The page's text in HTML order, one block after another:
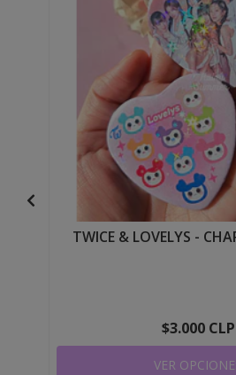
TWICE & LOVELYS -
$3.000 CLP
VER